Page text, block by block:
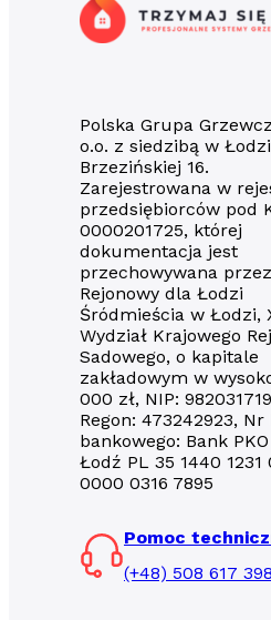
Polska Grupa
o.o. z siedzibą w
Brzezińskiej 16.
Zarejestrowana w
przedsiębiorców pod
0000201725, której
dokumentacja jest
przechowywana
Rejonowy dla Łodzi
Śródmieścia w Łodzi,
Wydział Krajowego
Sadowego, o kapitale
zakładowym w
000 zł, NIP:
Regon: 473242923,
bankowego: Bank
Łodź PL 35 1440 1231
0000 0316 7895
Pomoc
(+48) 508 617 398